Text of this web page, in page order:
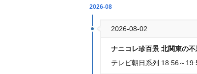
2026-08
2026-08-02
ナニコレ珍百景 北関東の
テレビ朝日系列 18:56～